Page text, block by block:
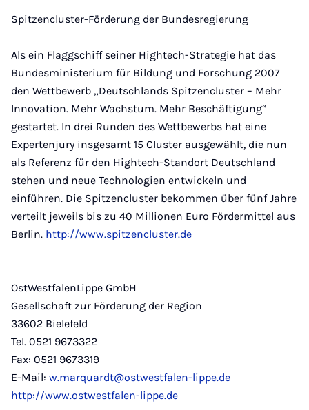
Spitzencluster-Förderung der Bundesregierung
Als ein Flaggschiff seiner Hightech-Strategie hat das
Bundesministerium für Bildung und Forschung 2007
den Wettbewerb „Deutschlands Spitzencluster – Mehr
Innovation. Mehr Wachstum. Mehr Beschäftigung“
gestartet. In drei Runden des Wettbewerbs hat eine
Expertenjury insgesamt 15 Cluster ausgewählt, die nun
als Referenz für den Hightech-Standort Deutschland
stehen und neue Technologien entwickeln und
einführen. Die Spitzencluster bekommen über fünf Jahre
verteilt jeweils bis zu 40 Millionen Euro Fördermittel aus
Berlin. http://www.spitzencluster.de
OstWestfalenLippe GmbH
Gesellschaft zur Förderung der Region
33602 Bielefeld
Tel. 0521 9673322
Fax: 0521 9673319
E-Mail: w.marquardt@ostwestfalen-lippe.de
http://www.ostwestfalen-lippe.de